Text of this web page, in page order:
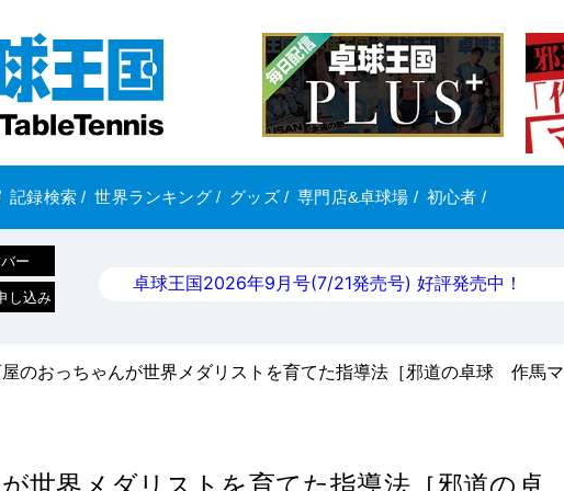
記録検索 / 世界ランキング/ グッズ/ 専門店&卓球場 / 初心者 /
ー
し込み
卓球王国2026年9月号(7/21発売号) 好評発売中！
のおっちゃんが世界メダリストを育てた指導法［邪道の卓球 作馬マ